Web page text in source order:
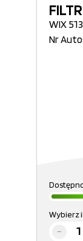
WIX
Nr
Wybierz